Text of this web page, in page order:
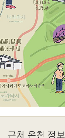
근처 온천 정보